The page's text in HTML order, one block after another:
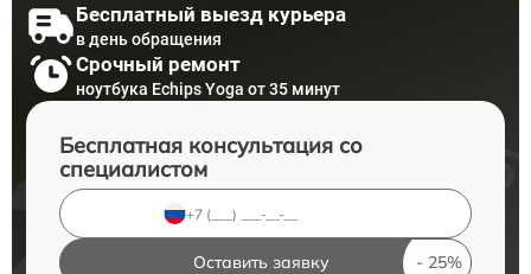
Бесплатный выезд курьера
в день обращения
Срочный ремонт
ноутбука Echips Yoga от 35 минут
Бесплатная консультация со
специалистом
Оставить заявку